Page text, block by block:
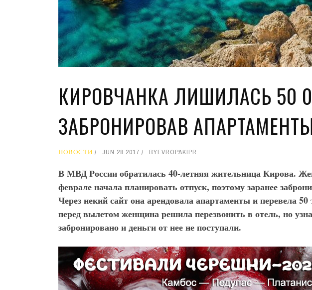
КИРОВЧАНКА ЛИШИЛАСЬ 50
ЗАБРОНИРОВАВ
НОВОСТИ JUN 28 2017 BYEVROPAKIPR
В МВД России обратилась 40-летняя жительница Кирова.
феврале начала планировать отпуск, поэтому заранее
Через некий сайт она арендовала апартаменты и перевела
перед вылетом женщина решила перезвонить в отель, но
забронировано и деньги от нее не поступали.